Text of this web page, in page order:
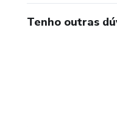
Tenho outras